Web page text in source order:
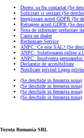
GR Yaris
BENZINA
Doresc sa fiu contactat (Se
Solicitari si sesizari (Se
Inregistrare acord GDPR (Se
Retragere acord GDPR (Se
Nota de informare prelucrare
Cauta un dealer
Rechemare Service
ANPC: Ce este SAL? (Se
ANPC: Solutionarea online
ANPC: Insolventa persoanelor
Declaratie de accesibilitate
Notificare privind Legea
(Se deschide in fereastra noua)
(Se deschide in fereastra noua)
(Se deschide in fereastra noua)
(Se deschide in fereastra noua)
Toyota Romania SRL